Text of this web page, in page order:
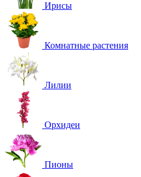
Ирисы
Комнатные растения
Лилии
Орхидеи
Пионы